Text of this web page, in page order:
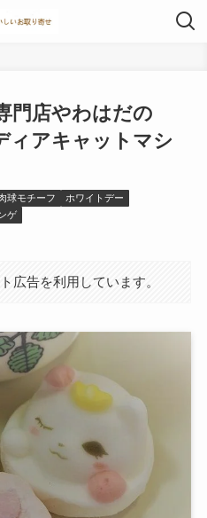
門店やわはだの
ィアキャットマシ
球モチーフ
ホワイトデー
ゲ
広告を利用しています。